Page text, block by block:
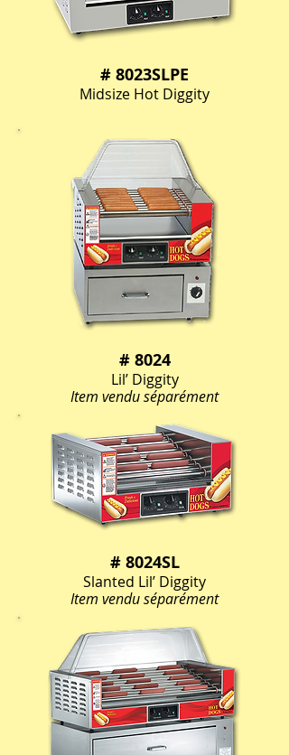
# 8023SLPE
Midsize Hot Diggity
# 8024
Lil’ Diggity
Item vendu séparément
# 8024SL
Slanted Lil’ Diggity
Item vendu séparément